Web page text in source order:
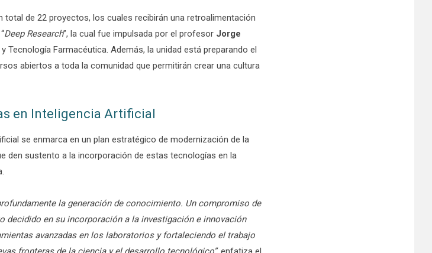
total de 22 proyectos, los cuales recibirán una retroalimentación
Deep Research”, la cual fue impulsada por el profesor Jorge
Tecnología Farmacéutica. Además, la unidad está preparando el
abiertos a toda la comunidad que permitirán crear una cultura
en Inteligencia Artificial
se enmarca en un plan estratégico de modernización de la
den sustento a la incorporación de estas tecnologías en la
la generación de conocimiento. Un compromiso de
decidido en su incorporación a la investigación e innovación
avanzadas en los laboratorios y fortaleciendo el trabajo